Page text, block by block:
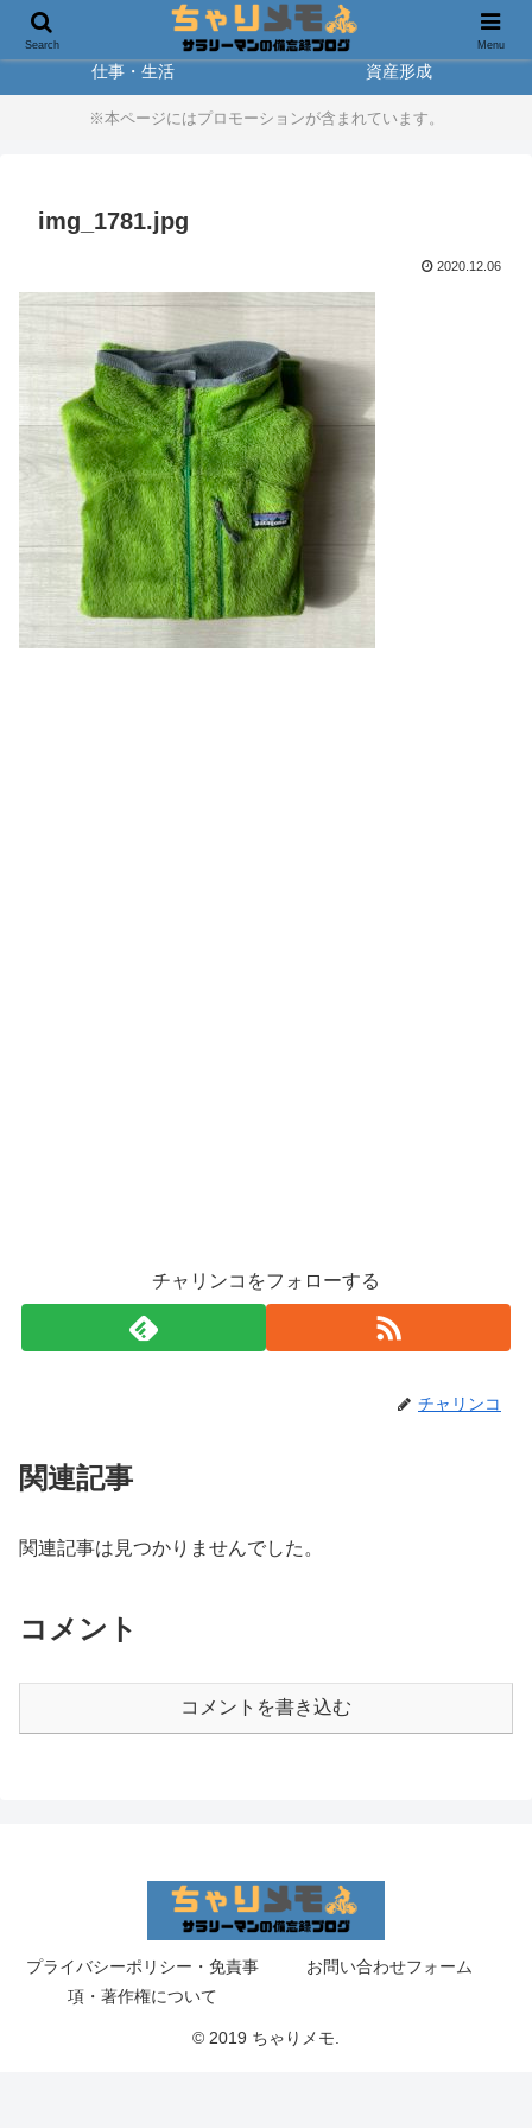
製品レビュー
仕事・生活 資産形成
※本ページにはプロモーションが含まれています。
img_1781.jpg
2020.12.06
チャリンコをフォローする
チャリンコ
関連記事
関連記事は見つかりませんでした。
コメント
コメントを書き込む
プライバシーポリシー・免責事
項・著作権について
お問い合わせフォーム
© 2019 ちゃりメモ.
Search Menu